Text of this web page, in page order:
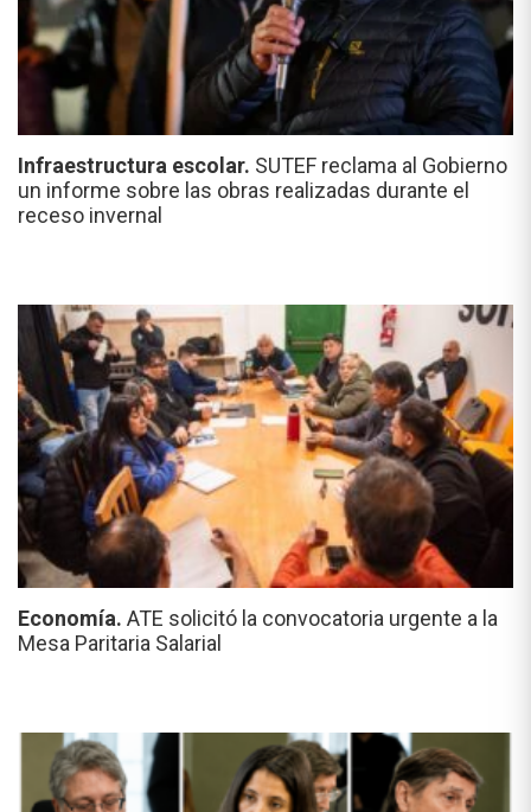
Infraestructura escolar. SUTEF reclama al Gobierno
un informe sobre las obras realizadas durante el
receso invernal
Economía. ATE solicitó la convocatoria urgente a la
Mesa Paritaria Salarial